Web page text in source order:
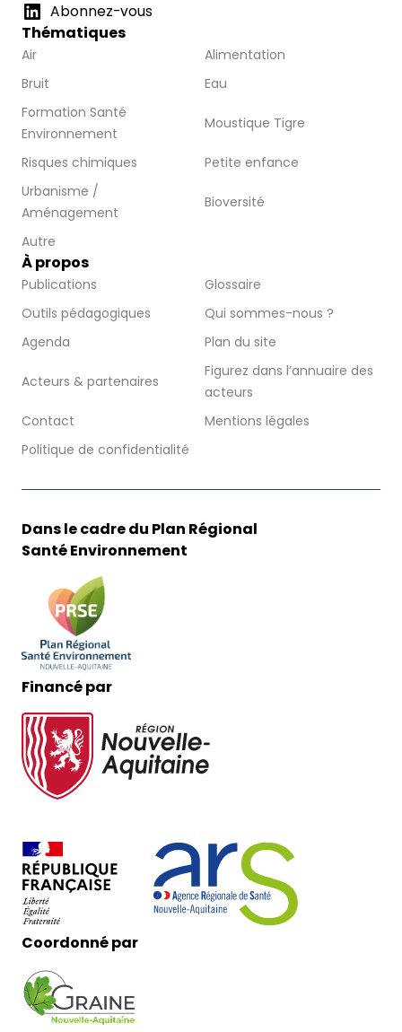
Abonnez-vous
Thématiques
Air
Alimentation
Bruit
Eau
Formation Santé
Environnement
Moustique Tigre
Risques chimiques
Petite enfance
Urbanisme /
Aménagement
Bioversité
Autre
À propos
Publications
Glossaire
Outils pédagogiques
Qui sommes-nous ?
Agenda
Plan du site
Acteurs & partenaires
Figurez dans l’annuaire des
acteurs
Contact
Mentions légales
Politique de confidentialité
Dans le cadre du Plan Régional
Santé Environnement
Financé par
Coordonné par